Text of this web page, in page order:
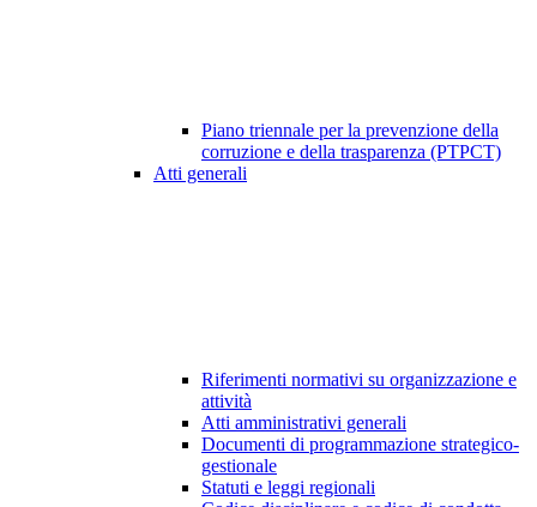
Piano triennale per la prevenzione della
corruzione e della trasparenza (PTPCT)
Atti generali
Riferimenti normativi su organizzazione e
attività
Atti amministrativi generali
Documenti di programmazione strategico-
gestionale
Statuti e leggi regionali